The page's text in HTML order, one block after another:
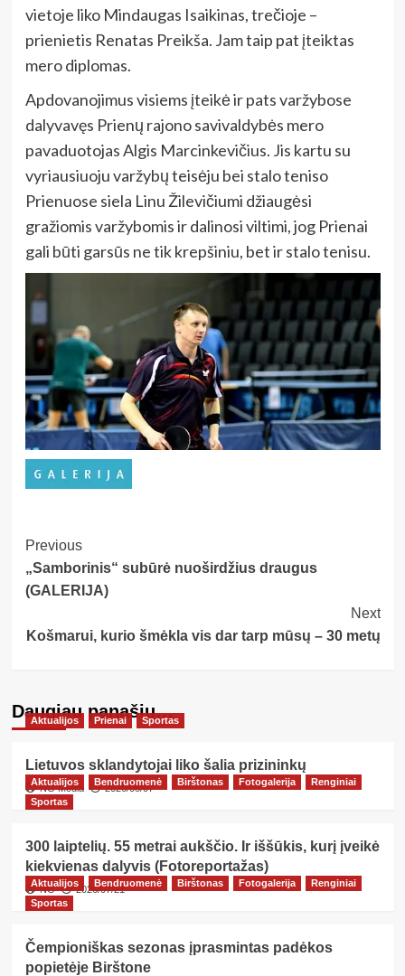
vietoje liko Mindaugas Isaikinas, trečioje –
prienietis Renatas Preikša. Jam taip pat įteiktas
mero diplomas.
Apdovanojimus visiems įteikė ir pats varžybose
dalyvavęs Prienų rajono savivaldybės mero
pavaduotojas Algis Marcinkevičius. Jis kartu su
vyriausiuoju varžybų teisėju bei stalo teniso
Prienuose siela Linu Žilevičiumi džiaugėsi
gražiomis varžybomis ir dalinosi viltimi, jog Prienai
gali būti garsūs ne tik krepšiniu, bet ir stalo tenisu.
Post
Navigation
Previous
„Samborinis“ subūrė nuoširdžius draugus
(GALERIJA)
Next
Košmarui, kurio šmėkla vis dar tarp mūsų – 30 metų
Daugiau panašių…
Aktualijos Prienai Sportas
Lietuvos sklandytojai liko šalia prizininkų
NG Media 2026/08/07
Aktualijos Bendruomenė Birštonas Fotogalerija
Renginiai
Sportas
300 laiptelių. 55 metrai aukščio. Ir iššūkis, kurį įveikė
kiekvienas dalyvis (Fotoreportažas)
NG 2026/07/21
Aktualijos Bendruomenė Birštonas Fotogalerija
Renginiai
Sportas
Čempioniškas sezonas įprasmintas padėkos
popietėje Birštone